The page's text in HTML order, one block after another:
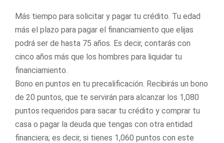
Más tiempo para solicitar y pagar tu crédito. Tu edad
más el plazo para pagar el financiamiento que elijas
podrá ser de hasta 75 años. Es decir, contarás con
cinco años más que los hombres para liquidar tu
financiamiento.
Bono en puntos en tu precalificación. Recibirás un bono
de 20 puntos, que te servirán para alcanzar los 1,080
puntos requeridos para sacar tu crédito y comprar tu
casa o pagar la deuda que tengas con otra entidad
financiera; es decir, si tienes 1,060 puntos con este